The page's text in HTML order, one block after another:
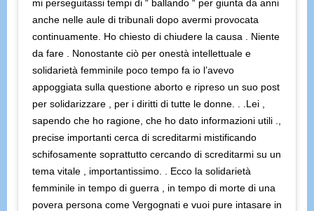
mi perseguitassi tempi di “ ballando “ per giunta da anni
anche nelle aule di tribunali dopo avermi provocata
continuamente. Ho chiesto di chiudere la causa . Niente
da fare . Nonostante ciò per onestà intellettuale e
solidarietà femminile poco tempo fa io l’avevo
appoggiata sulla questione aborto e ripreso un suo post
per solidarizzare , per i diritti di tutte le donne. . .Lei ,
sapendo che ho ragione, che ho dato informazioni utili .,
precise importanti cerca di screditarmi mistificando
schifosamente soprattutto cercando di screditarmi su un
tema vitale , importantissimo. . Ecco la solidarietà
femminile in tempo di guerra , in tempo di morte di una
povera persona come Vergognati e vuoi pure intasare in